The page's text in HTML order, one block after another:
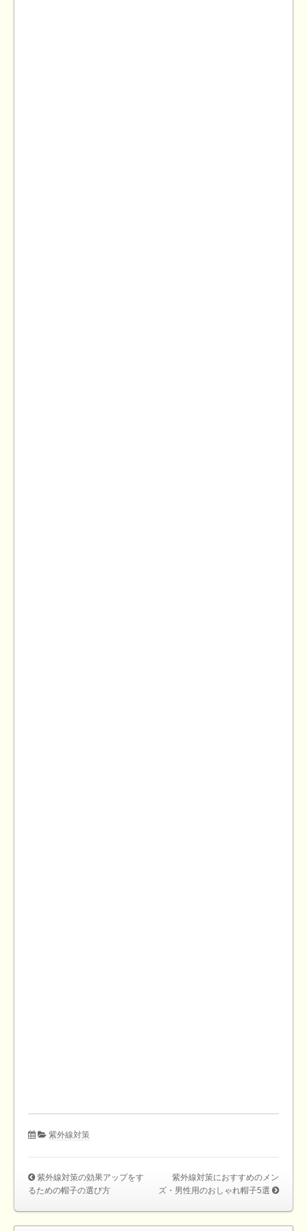
紫外線対策
紫外線対策の効果アップをす
るための帽子の選び方
紫外線対策におすすめのメン
ズ・男性用のおしゃれ帽子5選